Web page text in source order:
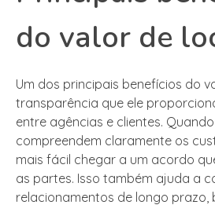
do valor de
Um dos principais benefícios do
transparência que ele
entre agências e clientes.
compreendem claramente os
mais fácil chegar a um acordo
as partes. Isso também ajuda a
relacionamentos de longo prazo,